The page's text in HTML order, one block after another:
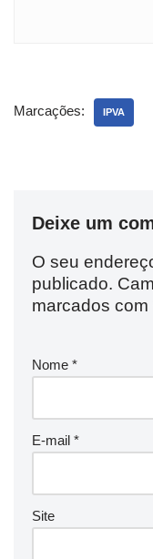
Marcações: IPVA
Deixe um
O seu
publicado.
marcados com
Nome *
E-mail *
Site